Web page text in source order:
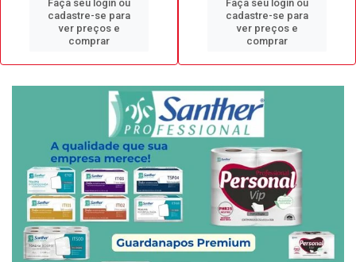
Faça seu login ou
cadastre-se para
ver preços e
comprar
Faça seu login ou
cadastre-se para
ver preços e
comprar